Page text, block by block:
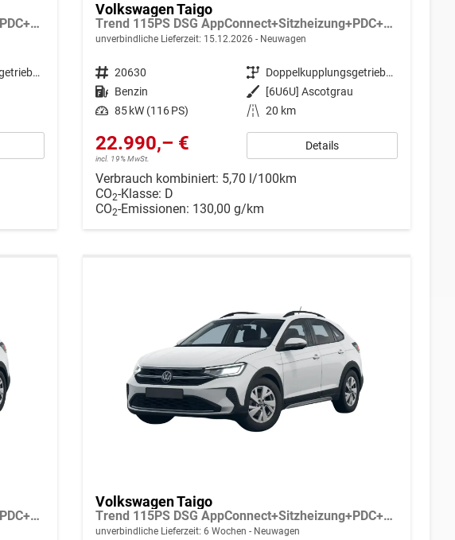
Trend 115PS DSG AppConnect+Sitzheizung+PDC+Alu16+LED+DAB+FrontAssist
Doppelkupplungsgetriebe (DSG)
Volkswagen Taigo
Trend 115PS DSG AppConnect+Sitzheizung+PDC+Alu16+LED+DAB+FrontAssist
unverbindliche Lieferzeit: 15.12.2026 Neuwagen
Fahrzeugnr. 20630 Getriebe
Doppelkupplungsgetriebe (DSG)
Kraftstoff Benzin Außenfarbe
[6U6U] Ascotgrau
Leistung 85 kW (116 PS) Kilometerstand 20 km
22.990,– €
incl. 19% MwSt.
Details
Verbrauch kombiniert: 5,70 l/100km
CO2-Klasse: D
CO2-Emissionen: 130,00 g/km
Trend 115PS DSG AppConnect+Sitzheizung+PDC+Alu16+LED+DAB+FrontAssist
Volkswagen Taigo
Trend 115PS DSG AppConnect+Sitzheizung+PDC+Alu16+LED+DAB+FrontAssist
unverbindliche Lieferzeit: 6 Wochen Neuwagen